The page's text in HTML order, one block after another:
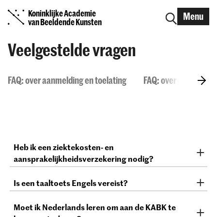
Koninklijke Academie
van Beeldende Kunsten
Menu
Veelgestelde vragen
FAQ: over aanmelding en toelating FAQ: over de KABK
Heb ik een ziektekosten- en
aansprakelijkheidsverzekering nodig?
ziektekosten- en aansprakelijkheidsverzekering nodig
Raadpleeg de Nuffic-websiteStudy in NLvoor meer
Is een taaltoets Engels vereist?
je voldoende Engels kunnen schrijven en spreken om
Moet ik Nederlands leren om aan de KABK te